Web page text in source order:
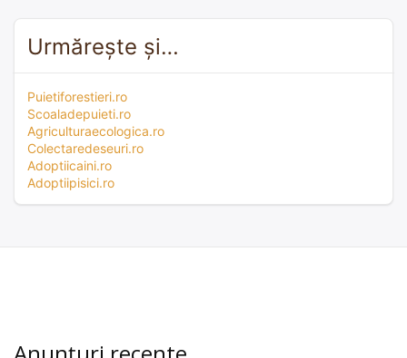
Urmărește și…
Puietiforestieri.ro
Scoaladepuieti.ro
Agriculturaecologica.ro
Colectaredeseuri.ro
Adoptiicaini.ro
Adoptiipisici.ro